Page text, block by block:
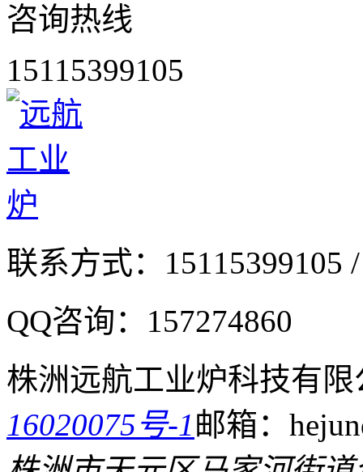
咨询热线
15115399105
联系方式： 15115399105
QQ咨询： 157274860
株洲远航工业炉科技有限
16020075号-1邮箱：